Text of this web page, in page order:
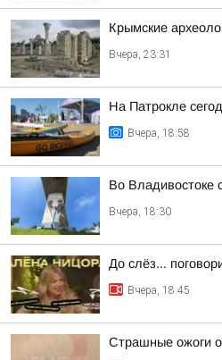
Крымские
Вчера, 23:31
На Патрокле
Вчера, 18:58
Во Владивостоке
Вчера, 18:30
До слёз...
Вчера, 18:45
Страшные ожоги